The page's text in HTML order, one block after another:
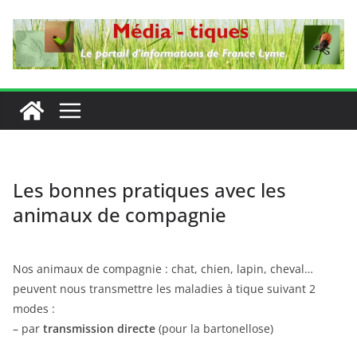
au
contenu
Les bonnes pratiques avec les
animaux de compagnie
Nos animaux de compagnie : chat, chien, lapin, cheval…
peuvent nous transmettre les maladies à tique suivant 2
modes :
– par transmission directe (pour la bartonellose)